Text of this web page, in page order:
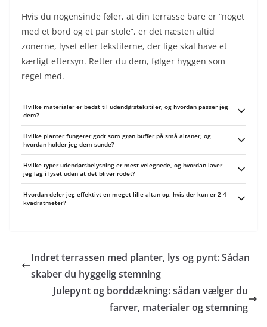
Hvis du nogensinde føler, at din terrasse bare er “noget
med et bord og et par stole”, er det næsten altid
zonerne, lyset eller tekstilerne, der lige skal have et
kærligt eftersyn. Retter du dem, følger hyggen som
regel med.
Hvilke materialer er bedst til udendørstekstiler, og hvordan passer jeg
dem?
Sunbrella), polypropylen eller coated polyester, de holder farven og tørrer
hurtigt. Ryst eller støvsug jævnligt, skyl med vand og mild sæbe ved pletter,
vinteren for at forlænge levetiden.
Hvilke planter fungerer godt som grøn buffer på små altaner, og
hvordan holder jeg dem sunde?
buske (fx buxus i lille sort), tørketålende græsser og krydderurter til solrige
altaner; i skygge virker bregner og hosta i krukker. Sørg for god drænage, brug
selvvandingskrukker eller drypvanding for mindre overvågning.
Hvilke typer udendørsbelysning er mest velegnede, og hvordan laver
jeg lag i lyset uden at det bliver rodet?
lanterner eller LED-lys til hygge og små spots til at fremhæve planter eller
ganglinjer. Brug solcelle- eller batteridrevne LED til nem installation, sørg for
Hvordan deler jeg effektivt en meget lille altan op, hvis der kun er 2-4
kvadratmeter?
potter for at spare gulvplads.
Indret terrassen med planter, lys og pynt: Sådan
skaber du hyggelig stemning
Julepynt og borddækning: sådan vælger du
farver, materialer og stemning